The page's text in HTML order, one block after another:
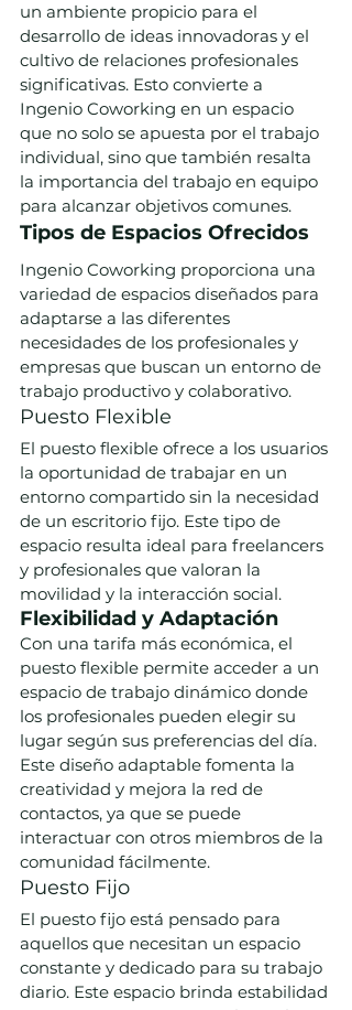
un ambiente propicio para el
desarrollo de ideas innovadoras y el
cultivo de relaciones profesionales
significativas. Esto convierte a
Ingenio Coworking en un espacio
que no solo se apuesta por el trabajo
individual, sino que también resalta
la importancia del trabajo en equipo
para alcanzar objetivos comunes.
Tipos de Espacios Ofrecidos
Ingenio Coworking proporciona una
variedad de espacios diseñados para
adaptarse a las diferentes
necesidades de los profesionales y
empresas que buscan un entorno de
trabajo productivo y colaborativo.
Puesto Flexible
El puesto flexible ofrece a los usuarios
la oportunidad de trabajar en un
entorno compartido sin la necesidad
de un escritorio fijo. Este tipo de
espacio resulta ideal para freelancers
y profesionales que valoran la
movilidad y la interacción social.
Flexibilidad y Adaptación
Con una tarifa más económica, el
puesto flexible permite acceder a un
espacio de trabajo dinámico donde
los profesionales pueden elegir su
lugar según sus preferencias del día.
Este diseño adaptable fomenta la
creatividad y mejora la red de
contactos, ya que se puede
interactuar con otros miembros de la
comunidad fácilmente.
Puesto Fijo
El puesto fijo está pensado para
aquellos que necesitan un espacio
constante y dedicado para su trabajo
diario. Este espacio brinda estabilidad